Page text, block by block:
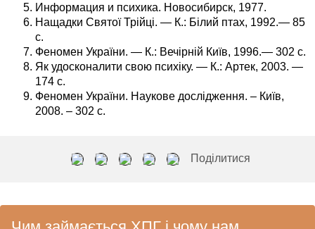
Информация и психика. Новосибирск, 1977.
Нащадки Святої Трійці. — К.: Білий птах, 1992.— 85
с.
Феномен України. — К.: Вечірній Київ, 1996.— 302 с.
Як удосконалити свою психіку. — К.: Артек, 2003. —
174 с.
Феномен України. Наукове дослідження. – Київ,
2008. – 302 с.
Поділитися